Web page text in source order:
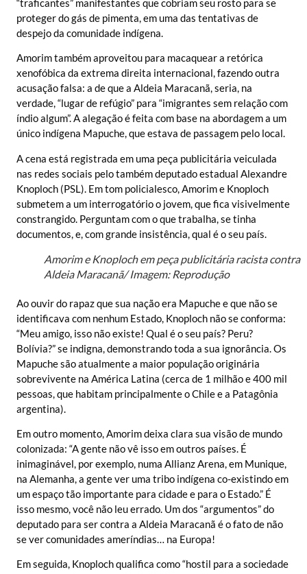
“traficantes” manifestantes que cobriam seu rosto para se
proteger do gás de pimenta, em uma das tentativas de
despejo da comunidade indígena.
Amorim também aproveitou para macaquear a retórica
xenofóbica da extrema direita internacional, fazendo outra
acusação falsa: a de que a Aldeia Maracanã, seria, na
verdade, “lugar de refúgio” para “imigrantes sem relação com
índio algum”. A alegação é feita com base na abordagem a um
único indígena Mapuche, que estava de passagem pelo local.
A cena está registrada em uma peça publicitária veiculada
nas redes sociais pelo também deputado estadual Alexandre
Knoploch (PSL). Em tom policialesco, Amorim e Knoploch
submetem a um interrogatório o jovem, que fica visivelmente
constrangido. Perguntam com o que trabalha, se tinha
documentos, e, com grande insistência, qual é o seu país.
Amorim e Knoploch em peça publicitária racista contra
Aldeia Maracanã/ Imagem: Reprodução
Ao ouvir do rapaz que sua nação era Mapuche e que não se
identificava com nenhum Estado, Knoploch não se conforma:
“Meu amigo, isso não existe! Qual é o seu país? Peru?
Bolívia?” se indigna, demonstrando toda a sua ignorância. Os
Mapuche são atualmente a maior população originária
sobrevivente na América Latina (cerca de 1 milhão e 400 mil
pessoas, que habitam principalmente o Chile e a Patagônia
argentina).
Em outro momento, Amorim deixa clara sua visão de mundo
colonizada: “A gente não vê isso em outros países. É
inimaginável, por exemplo, numa Allianz Arena, em Munique,
na Alemanha, a gente ver uma tribo indígena co-existindo em
um espaço tão importante para cidade e para o Estado.” É
isso mesmo, você não leu errado. Um dos “argumentos” do
deputado para ser contra a Aldeia Maracanã é o fato de não
se ver comunidades ameríndias… na Europa!
Em seguida, Knoploch qualifica como “hostil para a sociedade